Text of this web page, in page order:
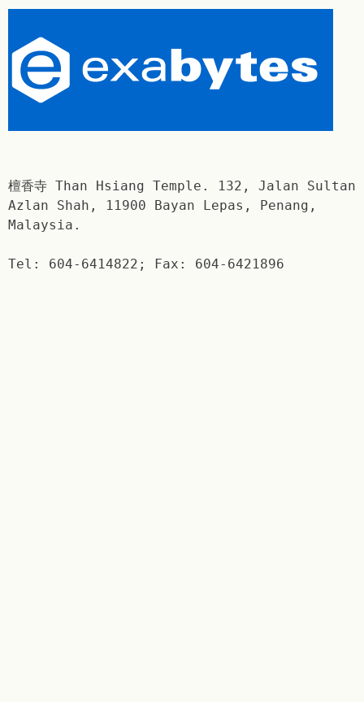
檀香寺 Than Hsiang Temple. 132, Jalan Sultan
Azlan Shah, 11900 Bayan Lepas, Penang,
Malaysia.
Tel: 604-6414822; Fax: 604-6421896